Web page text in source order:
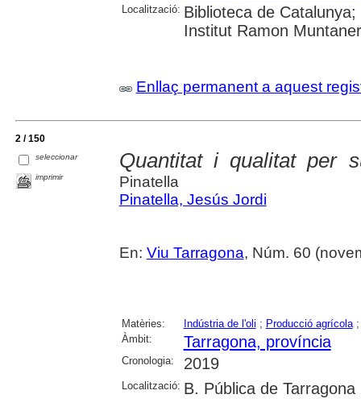
Localització: Biblioteca de
Institut Ramon
Enllaç permanent a aquest
2 / 150
seleccionar
imprimir
Quantitat i qualitat per
Pinatella
Pinatella, Jesús Jordi
En: Viu Tarragona, Núm. 60
Matèries: Indústria de l'oli ; Producció agrícola
Àmbit:
Tarragona, província
Cronologia: 2019
Localització: B. Pública de Tarragona